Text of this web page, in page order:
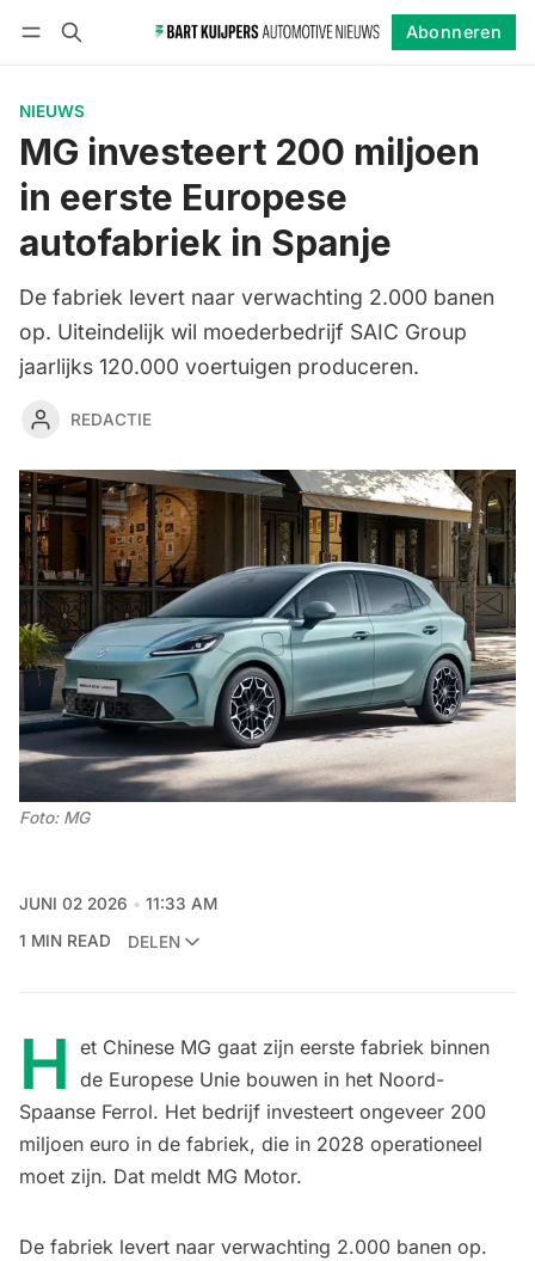
Abonneren
NIEUWS
MG investeert 200 miljoen
in eerste Europese
autofabriek in Spanje
De fabriek levert naar verwachting 2.000 banen
op. Uiteindelijk wil moederbedrijf SAIC Group
jaarlijks 120.000 voertuigen produceren.
REDACTIE
Foto: MG
JUNI 02 2026
11:33 AM
1 MIN READ
DELEN
H et Chinese MG gaat zijn eerste fabriek binnen
de Europese Unie bouwen in het Noord-
Spaanse Ferrol. Het bedrijf investeert ongeveer 200
miljoen euro in de fabriek, die in 2028 operationeel
moet zijn. Dat meldt MG Motor.
De fabriek levert naar verwachting 2.000 banen op.